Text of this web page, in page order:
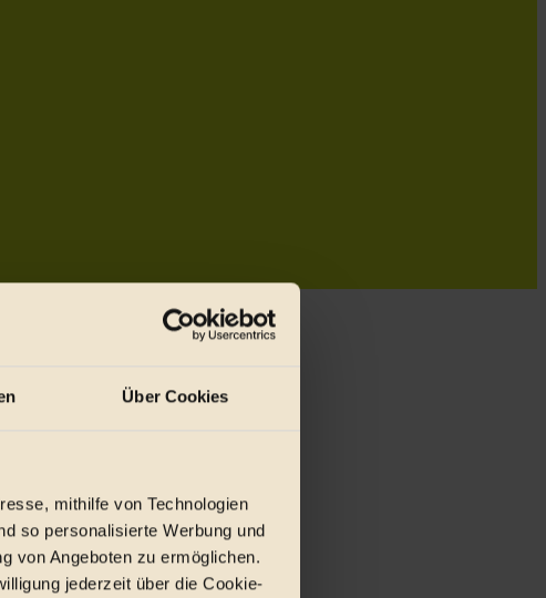
Über Cookies
mithilfe von Technologien
so personalisierte Werbung und
von Angeboten zu ermöglichen.
jederzeit über die Cookie-